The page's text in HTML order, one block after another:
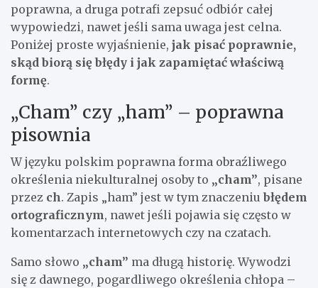
poprawna, a druga potrafi zepsuć odbiór całej
wypowiedzi, nawet jeśli sama uwaga jest celna.
Poniżej proste wyjaśnienie, jak pisać poprawnie,
skąd biorą się błędy i jak zapamiętać właściwą
formę.
„Cham” czy „ham” – poprawna
pisownia
W języku polskim poprawna forma obraźliwego
określenia niekulturalnej osoby to „cham”, pisane
przez ch. Zapis „ham” jest w tym znaczeniu błędem
ortograficznym, nawet jeśli pojawia się często w
komentarzach internetowych czy na czatach.
Samo słowo „cham” ma długą historię. Wywodzi
się z dawnego, pogardliwego określenia chłopa –